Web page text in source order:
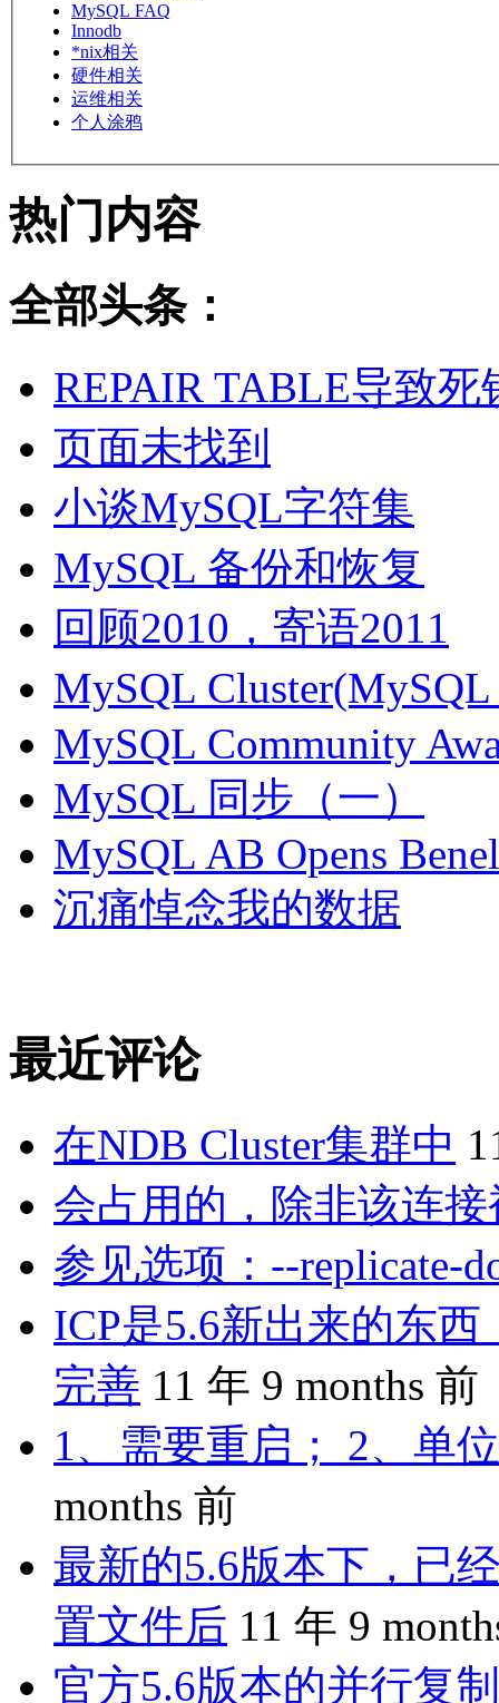
MySQL FAQ
Innodb
*nix相关
硬件相关
运维相关
个人涂鸦
热门内容
全部头条：
REPAIR TABLE导致死
页面未找到
小谈MySQL字符集
MySQL 备份和恢复
回顾2010，寄语2011
MySQL
MySQL Community
MySQL 同步（一）
MySQL AB Opens
沉痛悼念我的数据
最近评论
在NDB Cluster集群中
会占用的，除非该连
参见选项：--replicate-
ICP是5.6新出来的东
完善 11 年 9 months 前
1、需要重启； 2、单
months 前
最新的5.6版本下，已
置文件后 11 年 9
官方5.6版本的并行复